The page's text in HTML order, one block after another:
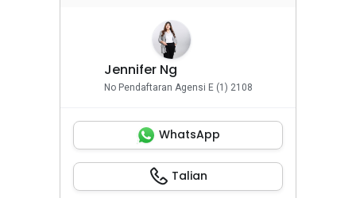
Jennifer Ng
No Pendaftaran Agensi E (1) 2108
WhatsApp
Talian